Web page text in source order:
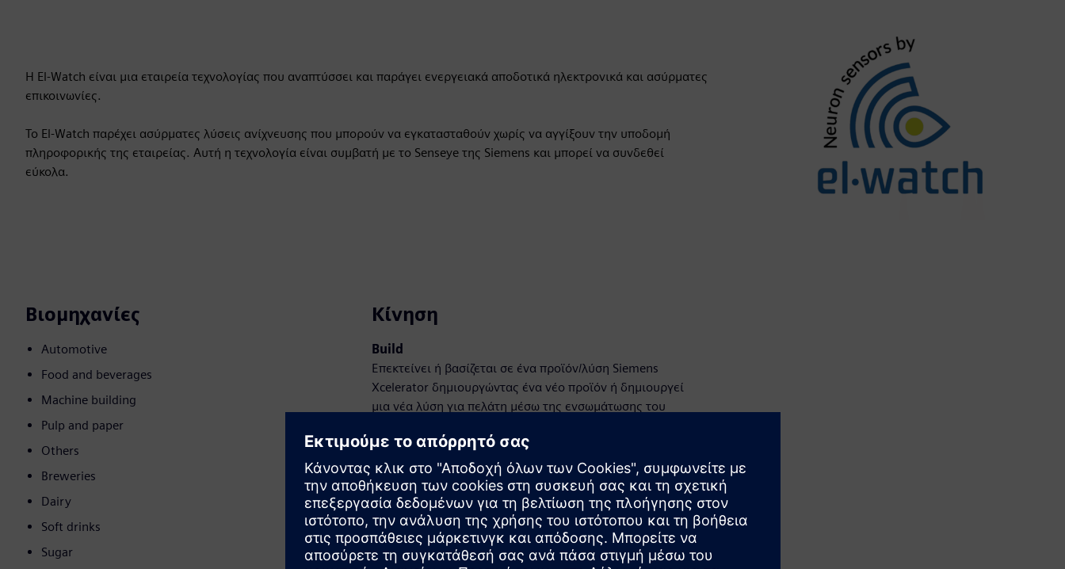
Η El-Watch είναι μια εταιρεία τεχνολογίας που αναπτύσσει και παράγει ενεργειακά αποδοτικά ηλεκτρονικά και ασύρματες
επικοινωνίες.
Το El-Watch παρέχει ασύρματες λύσεις ανίχνευσης που μπορούν να εγκατασταθούν χωρίς να αγγίξουν την υποδομή
πληροφορικής της εταιρείας. Αυτή η τεχνολογία είναι συμβατή με το Senseye της Siemens και μπορεί να συνδεθεί
εύκολα.
Βιομηχανίες
Automotive
Food and beverages
Machine building
Pulp and paper
Others
Breweries
Dairy
Soft drinks
Sugar
Κίνηση
Build
Επεκτείνει ή βασίζεται σε ένα προϊόν/λύση Siemens
Xcelerator δημιουργώντας ένα νέο προϊόν ή δημιουργεί
μια νέα λύση για πελάτη μέσω της ενσωμάτωσης του
Sell
Μεταπώληση / Συν-πώληση λογισμικού και ψηφιακά
υποστηριζόμενου υλικού στο Siemens Xcelerator
Service
Παρέχει μια υπηρεσία για ένα προϊόν/λύση Siemens